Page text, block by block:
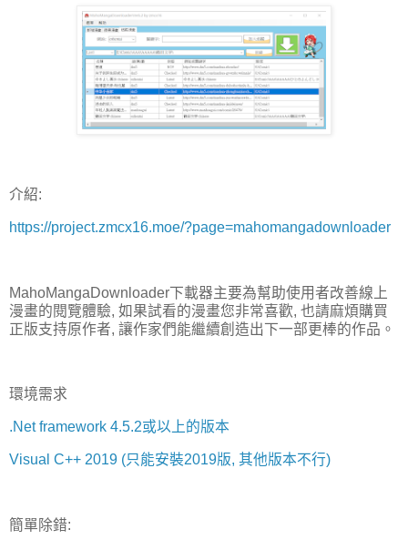
介紹:
https://project.zmcx16.moe/?page=mahomangadownloader
MahoMangaDownloader下載器主要為幫助使用者改善線上
漫畫的閱覽體驗, 如果試看的漫畫您非常喜歡, 也請麻煩購買
正版支持原作者, 讓作家們能繼續創造出下一部更棒的作品。
環境需求
.Net framework 4.5.2或以上的版本
Visual C++ 2019 (只能安裝2019版, 其他版本不行)
簡單除錯: